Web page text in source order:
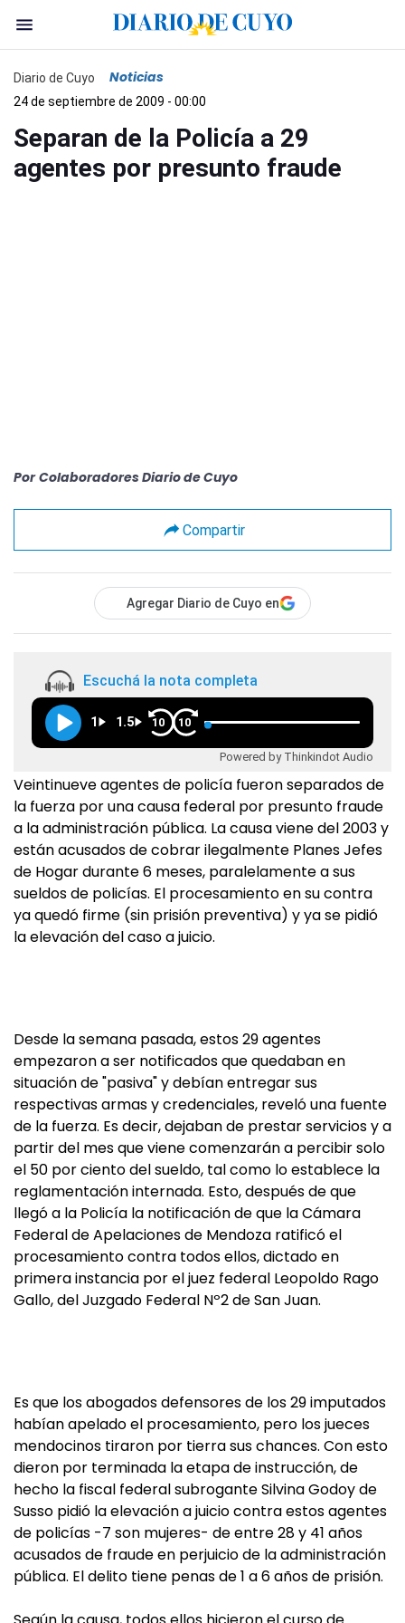
Diario de Cuyo Noticias
24 de septiembre de 2009 - 00:00
Separan de la Policía a 29
agentes por presunto fraude
Por Colaboradores Diario de Cuyo
Compartir
Agregar Diario de Cuyo en
Escuchá la nota completa
1 1.5 10 10
Powered by Thinkindot Audio
Veintinueve agentes de policía fueron separados de
la fuerza por una causa federal por presunto fraude
a la administración pública. La causa viene del 2003 y
están acusados de cobrar ilegalmente Planes Jefes
de Hogar durante 6 meses, paralelamente a sus
sueldos de policías. El procesamiento en su contra
ya quedó firme (sin prisión preventiva) y ya se pidió
la elevación del caso a juicio.
Desde la semana pasada, estos 29 agentes
empezaron a ser notificados que quedaban en
situación de "pasiva" y debían entregar sus
respectivas armas y credenciales, reveló una fuente
de la fuerza. Es decir, dejaban de prestar servicios y a
partir del mes que viene comenzarán a percibir solo
el 50 por ciento del sueldo, tal como lo establece la
reglamentación internada. Esto, después de que
llegó a la Policía la notificación de que la Cámara
Federal de Apelaciones de Mendoza ratificó el
procesamiento contra todos ellos, dictado en
primera instancia por el juez federal Leopoldo Rago
Gallo, del Juzgado Federal Nº2 de San Juan.
Es que los abogados defensores de los 29 imputados
habían apelado el procesamiento, pero los jueces
mendocinos tiraron por tierra sus chances. Con esto
dieron por terminada la etapa de instrucción, de
hecho la fiscal federal subrogante Silvina Godoy de
Susso pidió la elevación a juicio contra estos agentes
de policías -7 son mujeres- de entre 28 y 41 años
acusados de fraude en perjuicio de la administración
pública. El delito tiene penas de 1 a 6 años de prisión.